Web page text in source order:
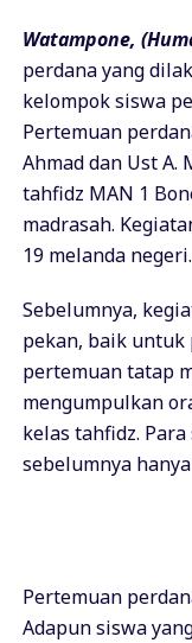
Watampone,
perdana yang
kelompok siswa
Pertemuan
Ahmad dan Ust
tahfidz MAN 1
madrasah.
19 melanda negeri.
Sebelumnya,
pekan, baik untuk
pertemuan tatap
mengumpulkan
kelas tahfidz.
sebelumnya
Pertemuan
Adapun siswa